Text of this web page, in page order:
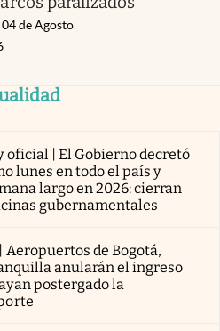
04 de Agosto
oficial | El Gobierno decretó
lunes en todo el país y
largo en 2026: cierran
gubernamentales
Aeropuertos de Bogotá,
anularán el ingreso
postergado la